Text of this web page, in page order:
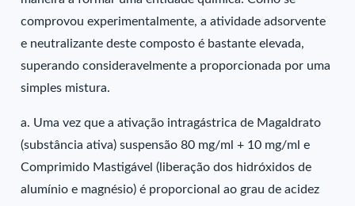
comprovou experimentalmente, a atividade adsorvente
e neutralizante deste composto é bastante elevada,
superando consideravelmente a proporcionada por uma
simples mistura.
a. Uma vez que a ativação intragástrica de Magaldrato
(substância ativa) suspensão 80 mg/ml + 10 mg/ml e
Comprimido Mastigável (liberação dos hidróxidos de
alumínio e magnésio) é proporcional ao grau de acidez